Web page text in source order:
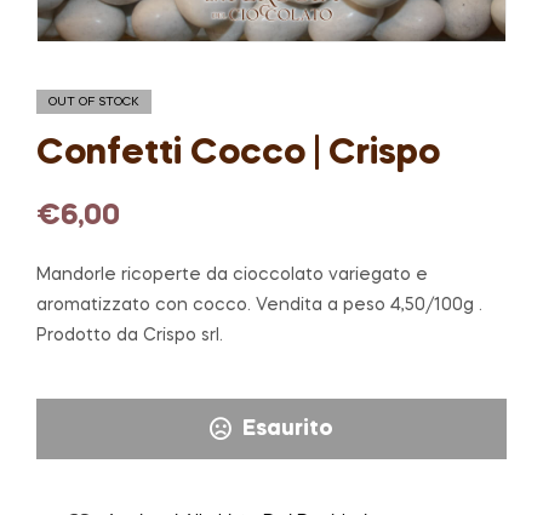
OUT OF STOCK
Confetti Cocco | Crispo
€6,00
Mandorle ricoperte da cioccolato variegato e
aromatizzato con cocco. Vendita a peso 4,50/100g .
Prodotto da Crispo srl.
Esaurito